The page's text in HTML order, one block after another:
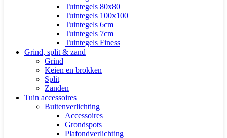
Tuintegels 80x80
Tuintegels 100x100
Tuintegels 6cm
Tuintegels 7cm
Tuintegels Finess
Grind, split & zand
Grind
Keien en brokken
Split
Zanden
Tuin accessoires
Buitenverlichting
Accessoires
Grondspots
Plafondverlichting